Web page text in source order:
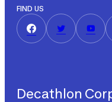
FIND US
Decathlon